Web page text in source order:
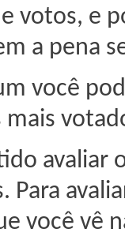
votos, e
a pena
você
mais
avaliar
Para
você vê